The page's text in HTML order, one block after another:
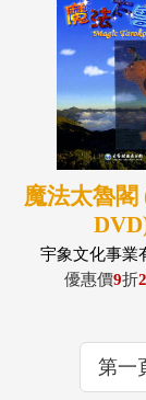
魔法太魯閣
宇象文化事業
優惠價9折
第一